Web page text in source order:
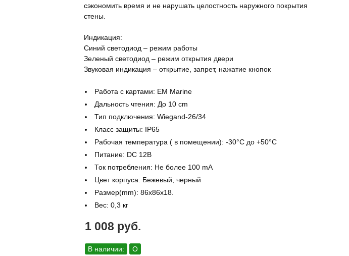
сэкономить время и не нарушать целостность наружного покрытия
стены.
Индикация:
Синий светодиод – режим работы
Зеленый светодиод – режим открытия двери
Звуковая индикация – открытие, запрет, нажатие кнопок
Работа с картами: EM Marine
Дальность чтения: До 10 cm
Тип подключения: Wiegand-26/34
Класс защиты: IP65
Рабочая температура ( в помещении): -30°С до +50°С
Питание: DC 12B
Ток потребления: Не более 100 mA
Цвет корпуса: Бежевый, черный
Размер(mm): 86х86х18.
Вес: 0,3 кг
1 008 руб.
В наличии: О